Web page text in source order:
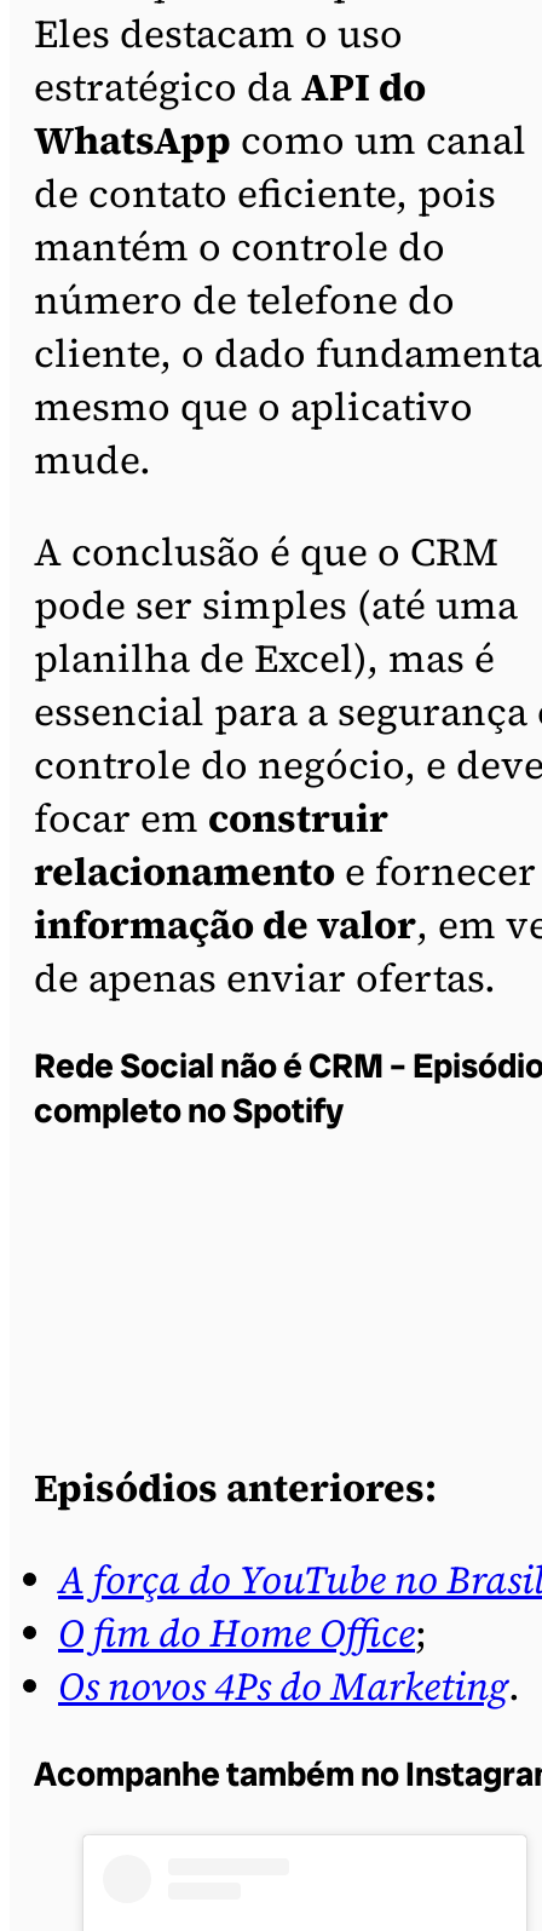
Eles destacam o uso
estratégico daAPI do
WhatsApp como um canal
de contato eficiente, pois
mantém o controle do
número de telefone do
cliente, o dado
mesmo que o aplicativo
mude.
A conclusão é que o CRM
pode ser simples (até uma
planilha de Excel), mas é
essencial para a segurança
controle do negócio, e
focar em construir
relacionamento e fornecer
informação de valor, em
de apenas enviar ofertas.
Rede Social não é CRM –
completo no Spotify
Episódios anteriores:
A força do YouTube no
O fim do Home Office;
Os novos 4Ps do Marketing.
Acompanhe também no